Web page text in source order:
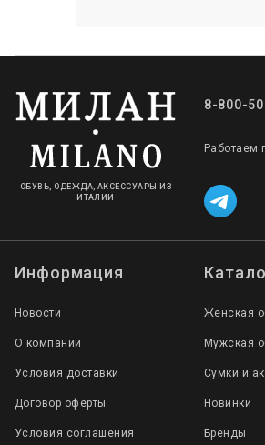
ОБУВЬ, ОДЕЖДА, АКСЕССУАРЫ ИЗ
ИТАЛИИ
8-800-
Работаем
Информация
Новости
О компании
Условия доставки
Договор оферты
Условия соглашения
Женская
Мужская
Сумки и
Новинки
Бренды